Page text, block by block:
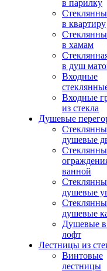
в парилку
в квартиру
в хамам
в душ
Входные
Входные
из стекла
Душевые
душевые
ванной
душевые
душевые
Душевые в
лофт
Лестницы из
Винтовые
лестницы